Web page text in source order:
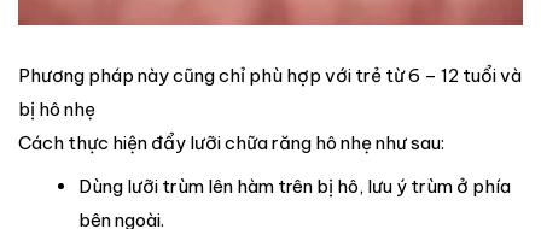
Phương pháp này cũng chỉ phù hợp với trẻ từ 6 – 12 tuổi và
bị hô nhẹ
Cách thực hiện đẩy lưỡi chữa răng hô nhẹ như sau:
Dùng lưỡi trùm lên hàm trên bị hô, lưu ý trùm ở phía
bên ngoài.